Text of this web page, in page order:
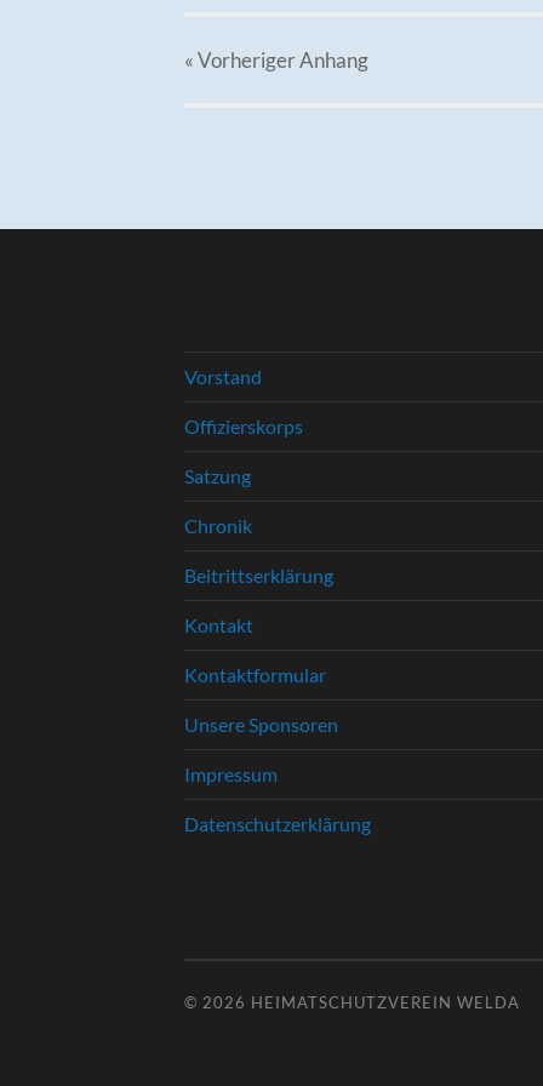
« VorherigerAnhang
Vorstand
Offizierskorps
Satzung
Chronik
Beitrittserklärung
Kontakt
Kontaktformular
Unsere Sponsoren
Impressum
Datenschutzerklärung
© 2026 HEIMATSCHUTZVEREIN WELDA